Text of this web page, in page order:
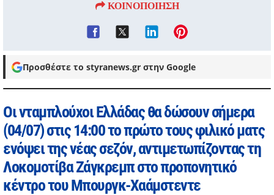
ΚΟΙΝΟΠΟΙΗΣΗ
Προσθέστε το styranews.gr στην Google
Οι νταμπλούχοι Ελλάδας θα δώσουν σήμερα
(04/07) στις 14:00 το πρώτο τους φιλικό ματς
ενόψει της νέας σεζόν, αντιμετωπίζοντας τη
Λοκομοτίβα Ζάγκρεμπ στο προπονητικό
κέντρο του Μπουργκ-Χαάμστεντε